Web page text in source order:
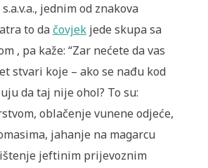
s.a.v.a., jednim od znakova
to da čovjekjede skupa sa
, pa kaže: “Zar nećete da vas
stvari koje – ako se nađu kod
da taj nije ohol? To su:
oblačenje vunene odjeće,
jahanje na magarcu
jeftinim prijevoznim